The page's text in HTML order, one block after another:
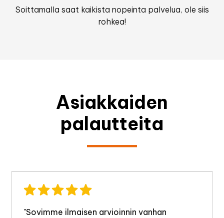
Soittamalla saat kaikista nopeinta palvelua, ole siis
rohkea!
Asiakkaiden
palautteita
"Keväällä sovittiin talon ja